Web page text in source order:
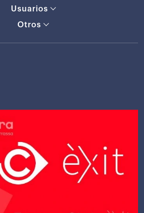
Usuarios
Otros